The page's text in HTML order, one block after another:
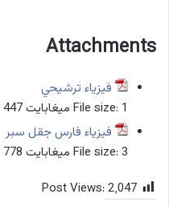
Attachments
فيزياء ترشيحي
File size: 1 ميغابايت
447
فيزياء فارس جقل سبر
File size: 3 ميغابايت
778
Post Views: 2٬047